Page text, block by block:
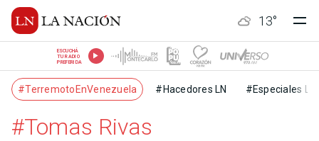
13°
ESCUCHÁ
TU RADIO
PREFERIDA
#TerremotoEnVenezuela #Hacedores LN #Especiales LN
#Tomas Rivas